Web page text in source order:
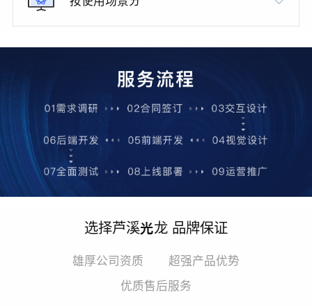
选择芦溪光龙 品牌保证
雄厚公司资质
超强产品优势
优质售后服务